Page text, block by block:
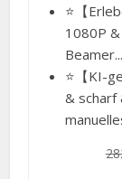
⭐【
1080P
Beamer...
⭐【KI-
& scharf